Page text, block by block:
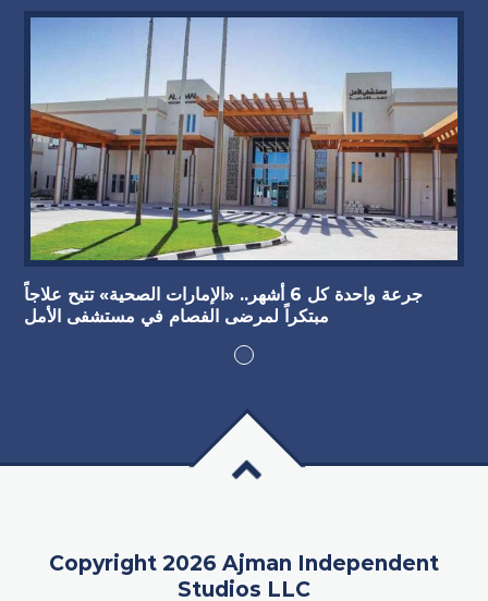
جرعة واحدة كل 6 أشهر.. «الإمارات الصحية» تتيح علاجاً
مبتكراً لمرضى الفصام في مستشفى الأمل
Copyright 2026 Ajman Independent
Studios LLC